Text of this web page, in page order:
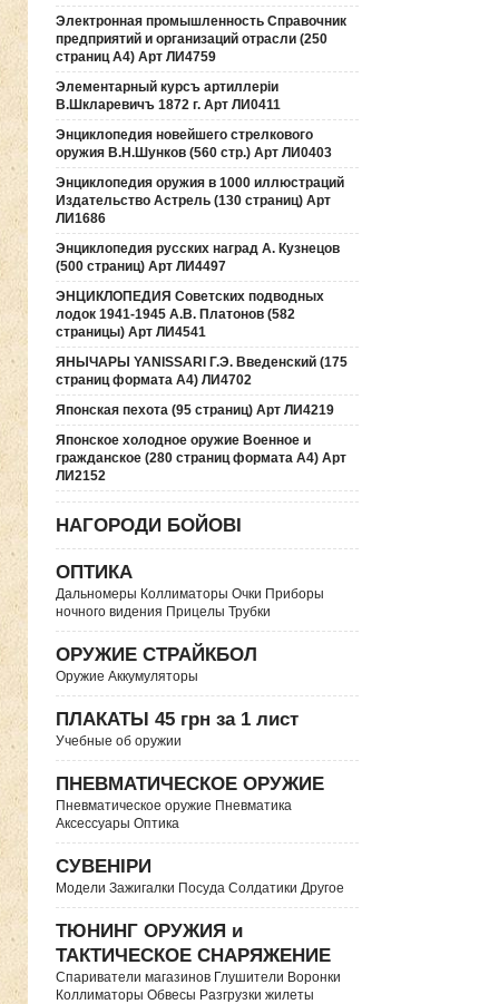
Электронная промышленность Справочник
предприятий и организаций отрасли (250
страниц А4) Арт ЛИ4759
Элементарный курсъ артиллерiи
В.Шкларевичъ 1872 г. Арт ЛИ0411
Энциклопедия новейшего стрелкового
оружия В.Н.Шунков (560 стр.) Арт ЛИ0403
Энциклопедия оружия в 1000 иллюстраций
Издательство Астрель (130 страниц) Арт
ЛИ1686
Энциклопедия русских наград А. Кузнецов
(500 страниц) Арт ЛИ4497
ЭНЦИКЛОПЕДИЯ Советских подводных
лодок 1941-1945 А.В. Платонов (582
страницы) Арт ЛИ4541
ЯНЫЧАРЫ YANISSARI Г.Э. Введенский (175
страниц формата А4) ЛИ4702
Японская пехота (95 страниц) Арт ЛИ4219
Японское холодное оружие Военное и
гражданское (280 страниц формата А4) Арт
ЛИ2152
НАГОРОДИ БОЙОВІ
ОПТИКА
Дальномеры Коллиматоры Очки Приборы
ночного видения Прицелы Трубки
ОРУЖИЕ СТРАЙКБОЛ
Оружие Аккумуляторы
ПЛАКАТЫ 45 грн за 1 лист
Учебные об оружии
ПНЕВМАТИЧЕСКОЕ ОРУЖИЕ
Пневматическое оружие Пневматика
Аксессуары Оптика
СУВЕНІРИ
Модели Зажигалки Посуда Солдатики Другое
ТЮНИНГ ОРУЖИЯ и
ТАКТИЧЕСКОЕ СНАРЯЖЕНИЕ
Спариватели магазинов Глушители Воронки
Коллиматоры Обвесы Разгрузки жилеты